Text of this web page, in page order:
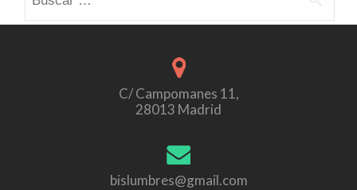
C/ Campomanes 11,
28013 Madrid
bislumbres@gmail.com